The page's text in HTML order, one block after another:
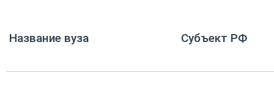
Название вуза Субъект РФ